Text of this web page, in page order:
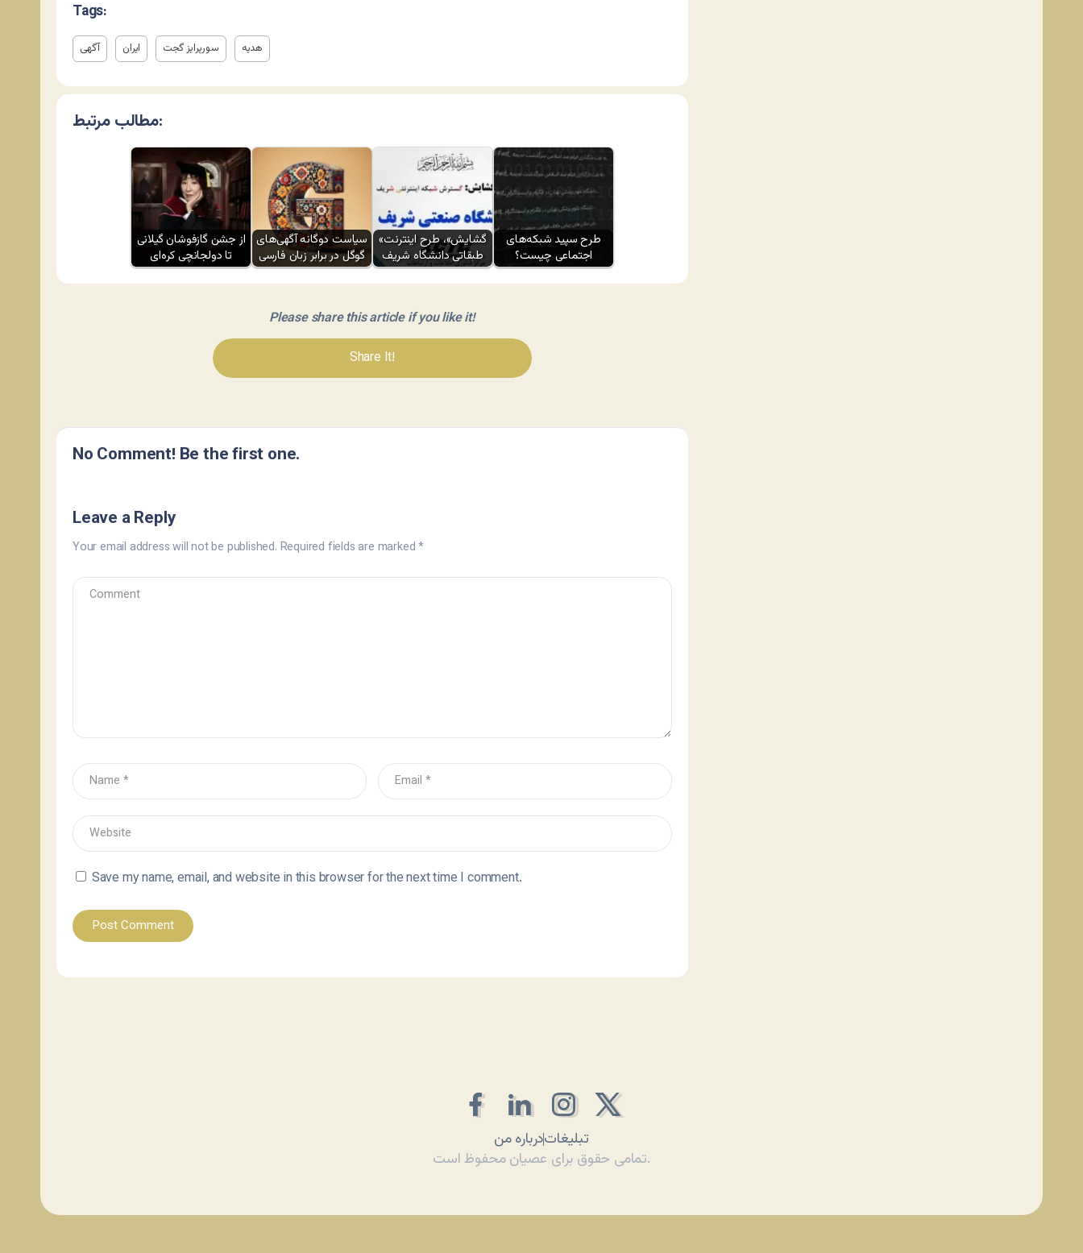
Tags:
آگهی ایران سورپرایز گجت هدیه
مطالب مرتبط:
از جشن گازفوشان گیلانی
تا دولجانچی کره‌ای
سیاست دوگانه آگهی‌های
گوگل در برابر زبان فارسی
«گشایش»، طرح اینترنت
طبقاتی دانشگاه شریف
طرح سپید شبکه‌های
اجتماعی چیست؟
Please share this article if you like it!
Share It!
No Comment! Be the first one.
Leave a Reply
Your email address will not be published. Required fields are marked*
Save my name, email, and website in this browser for the next time I comment.
درباره منتبلیغات
تمامی حقوق برای عصیان محفوظ است.